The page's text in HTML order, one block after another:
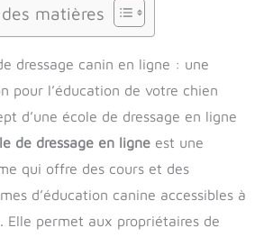
matières
dressage canin en ligne : une
pour l’éducation de votre chien
d’une école de dressage en ligne
de dressage en ligne est une
qui offre des cours et des
d’éducation canine accessibles à
Elle permet aux propriétaires de